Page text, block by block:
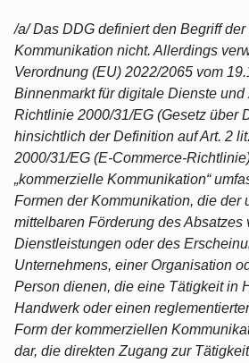
/a/ Das DDG definiert den Begriff
Kommunikation nicht. Allerdings
Verordnung (EU) 2022/2065 vom
Binnenmarkt für digitale Dienste und
Richtlinie 2000/31/EG (Gesetz über
hinsichtlich der Definition auf Art. 2
2000/31/EG (E-Commerce-
„kommerzielle Kommunikation“
Formen der Kommunikation, die der
mittelbaren Förderung des Absatzes
Dienstleistungen oder des
Unternehmens, einer Organisation
Person dienen, die eine Tätigkeit in
Handwerk oder einen
Form der kommerziellen
dar, die direkten Zugang zur